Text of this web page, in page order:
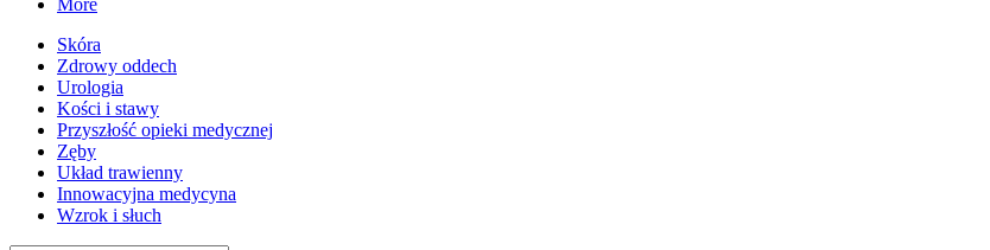
More
Skóra
Zdrowy oddech
Urologia
Kości i stawy
Przyszłość opieki medycznej
Zęby
Układ trawienny
Innowacyjna medycyna
Wzrok i słuch